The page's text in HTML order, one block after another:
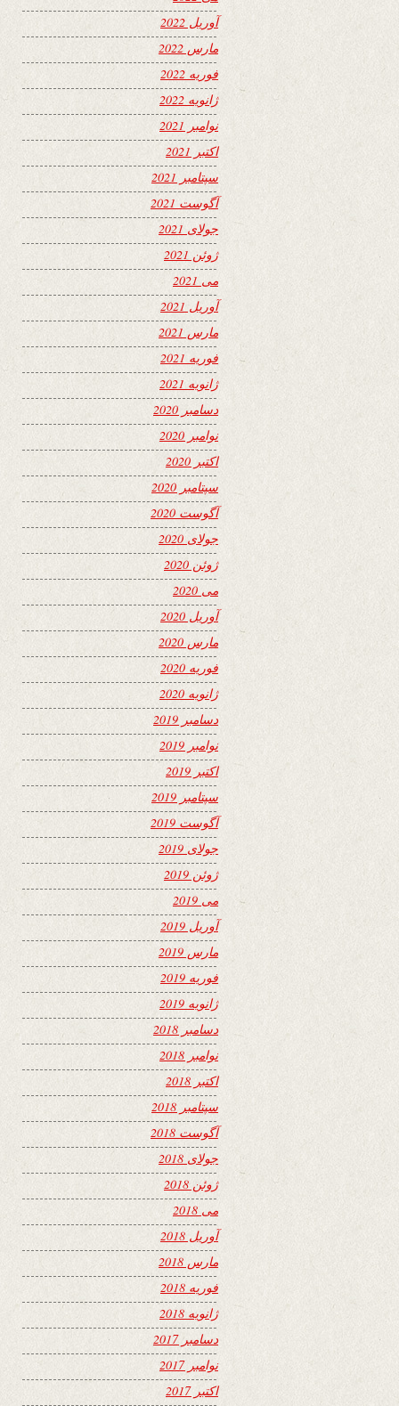
آوریل 2022
مارس 2022
فوریه 2022
ژانویه 2022
نوامبر 2021
اکتبر 2021
سپتامبر 2021
آگوست 2021
جولای 2021
ژوئن 2021
می 2021
آوریل 2021
مارس 2021
فوریه 2021
ژانویه 2021
دسامبر 2020
نوامبر 2020
اکتبر 2020
سپتامبر 2020
آگوست 2020
جولای 2020
ژوئن 2020
می 2020
آوریل 2020
مارس 2020
فوریه 2020
ژانویه 2020
دسامبر 2019
نوامبر 2019
اکتبر 2019
سپتامبر 2019
آگوست 2019
جولای 2019
ژوئن 2019
می 2019
آوریل 2019
مارس 2019
فوریه 2019
ژانویه 2019
دسامبر 2018
نوامبر 2018
اکتبر 2018
سپتامبر 2018
آگوست 2018
جولای 2018
ژوئن 2018
می 2018
آوریل 2018
مارس 2018
فوریه 2018
ژانویه 2018
دسامبر 2017
نوامبر 2017
اکتبر 2017